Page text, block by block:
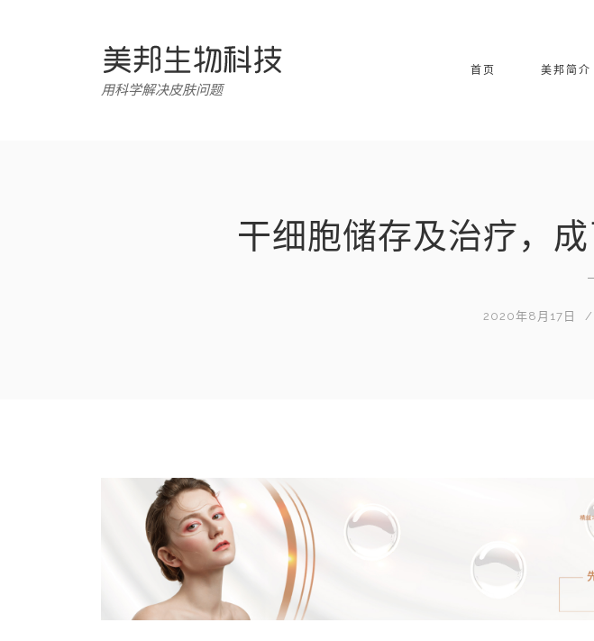
用科学解决皮肤问题
首页 美邦简介
干细胞储存及治疗，
2020年8月17日